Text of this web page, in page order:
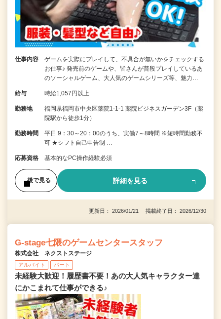
仕事内容
ゲームを実際にプレイして、不具合が無いかをチェックする
お仕事♪ 発売前のゲームや、皆さんが普段プレイしているあ
のソーシャルゲーム、大人気のゲームシリーズ等、魅力…
給与 時給1,057円以上
勤務地
福岡県福岡市中央区薬院1-1-1 薬院ビジネスガーデン3F（薬
院駅から徒歩1分）
勤務時間
平日 9：30～20：00のうち、実働7～8時間 ※短時間勤務不
可 ★シフト自己申告制 …
応募資格 基本的なPC操作経験必須
後で見る 詳細を見る
更新日： 2026/01/21 掲載終了日： 2026/12/30
G-stage七隈のゲームセンタースタッフ
株式会社 ネクストステージ
アルバイト パート
未経験大歓迎！履歴書不要！あの大人気キャラクター達
にかこまれて仕事ができる♪